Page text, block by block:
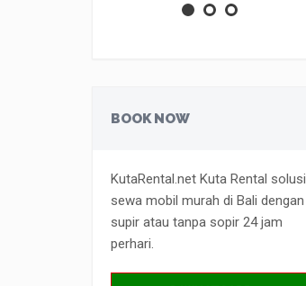
BOOK NOW
KutaRental.net Kuta Rental solusi
sewa mobil murah di Bali dengan
supir atau tanpa sopir 24 jam
perhari.